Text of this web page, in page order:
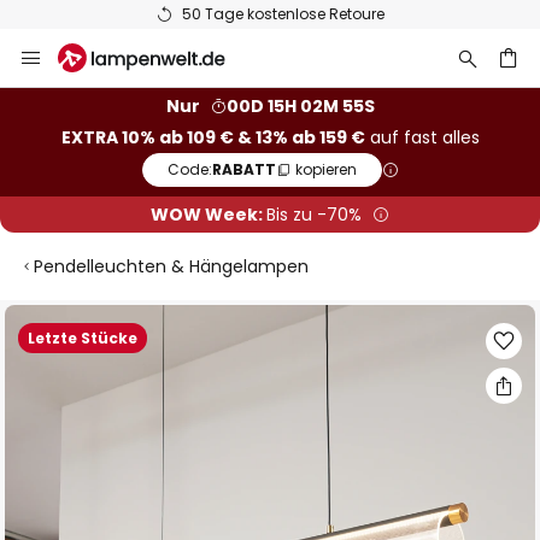
50 Tage kostenlose Retoure
Inhalt
Nur
00D 15H 02M 54S
EXTRA 10% ab 109 € & 13% ab 159 €auf fast alles
Code:RABATT kopieren
WOW Week:Bis zu -70%
Pendelleuchten & Hängelampen
Letzte Stücke
Zum
Ende
Bildgalerie